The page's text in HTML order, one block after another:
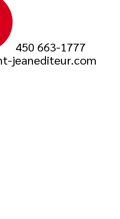
450 663-1777
jeanediteur.com